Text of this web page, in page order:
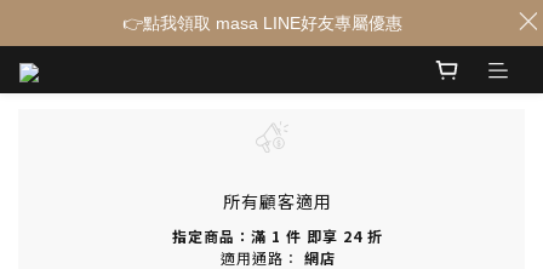
所有顧客適用
指定商品：滿 1 件 即享 24 折
適用通路： 網店
👉點我領取 masa LINE好友專屬優惠